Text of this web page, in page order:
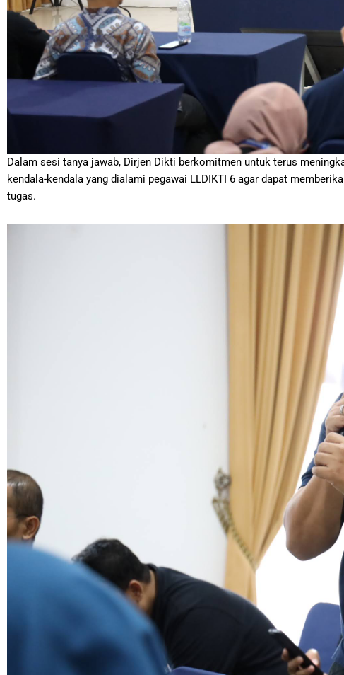
Dalam sesi tanya jawab, Dirjen Dikti berkomitmen untuk terus
kendala-kendala yang dialami pegawai LLDIKTI 6 agar dapat
tugas.